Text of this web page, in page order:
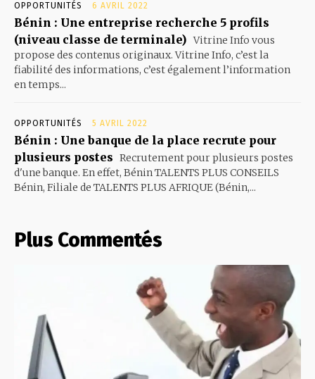
OPPORTUNITÉS 6 AVRIL 2022
Bénin : Une entreprise recherche 5 profils
(niveau classe de terminale) Vitrine Info vous
propose des contenus originaux. Vitrine Info, c’est la
fiabilité des informations, c’est également l’information
en temps...
OPPORTUNITÉS 5 AVRIL 2022
Bénin : Une banque de la place recrute pour
plusieurs postes Recrutement pour plusieurs postes
d'une banque. En effet, Bénin TALENTS PLUS CONSEILS
Bénin, Filiale de TALENTS PLUS AFRIQUE (Bénin,...
Plus Commentés